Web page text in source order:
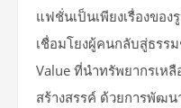
แฟชั่นเป็นเพียงเรื่องขอ
เชื่อมโยงผู้คนกลับสู่ธรร
Value ที่นำทรัพยากรเห
สร้างสรรค์ ด้วยการพัฒ